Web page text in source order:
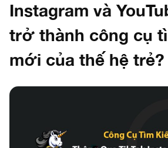
Instagram và
trở thành công cụ
mới của thế hệ trẻ?